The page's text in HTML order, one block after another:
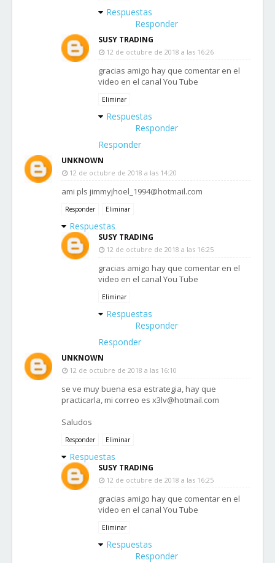
Respuestas
Responder
SUSY TRADING
12 de octubre de 2018 a las 16:26
gracias amigo hay que comentar en el
video en el canal You Tube
Eliminar
Respuestas
Responder
Responder
UNKNOWN
12 de octubre de 2018 a las 14:20
ami pls jimmyjhoel_1994@hotmail.com
Responder Eliminar
Respuestas
SUSY TRADING
12 de octubre de 2018 a las 16:25
gracias amigo hay que comentar en el
video en el canal You Tube
Eliminar
Respuestas
Responder
Responder
UNKNOWN
12 de octubre de 2018 a las 16:10
se ve muy buena esa estrategia, hay que
practicarla, mi correo es x3lv@hotmail.com
Saludos
Responder Eliminar
Respuestas
SUSY TRADING
12 de octubre de 2018 a las 16:25
gracias amigo hay que comentar en el
video en el canal You Tube
Eliminar
Respuestas
Responder